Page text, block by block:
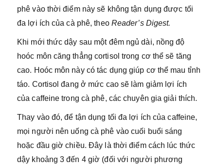
phê vào thời điểm này sẽ không tận dụng được tối
đa lợi ích của cà phê, theo Reader’s Digest.
Khi mới thức dậy sau một đêm ngủ dài, nồng độ
hoóc môn căng thẳng cortisol trong cơ thể sẽ tăng
cao. Hoóc môn này có tác dụng giúp cơ thể mau tỉnh
táo. Cortisol đang ở mức cao sẽ làm giảm lợi ích
của caffeine trong cà phê, các chuyên gia giải thích.
Thay vào đó, để tận dụng tối đa lợi ích của caffeine,
mọi người nên uống cà phê vào cuối buổi sáng
hoặc đầu giờ chiều. Đây là thời điểm cách lúc thức
dậy khoảng 3 đến 4 giờ (đối với người phương